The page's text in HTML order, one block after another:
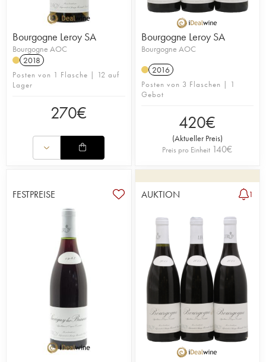
Bourgogne Leroy SA
Bourgogne AOC
2018
Posten von 1 Flasche | 12 auf
Lager
270€
Bourgogne Leroy SA
Bourgogne AOC
2016
Posten von 3 Flaschen | 1
Gebot
420€
(Aktueller Preis)
Preis pro Einheit 140€
FESTPREISE AUKTION 1